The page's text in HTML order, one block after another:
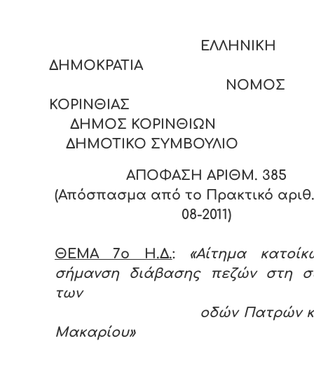
ΕΛΛΗΝΙΚΗ
ΔΗΜΟΚΡΑΤΙΑ
ΝΟΜΟΣ
ΚΟΡΙΝΘΙΑΣ
ΔΗΜΟΣ ΚΟΡΙΝΘΙΩΝ
ΔΗΜΟΤΙΚΟ ΣΥΜΒΟΥΛΙΟ
ΑΠΟΦΑΣΗ ΑΡΙΘΜ. 385
(Απόσπασμα από το Πρακτικό αριθ.
08-2011)
ΘΕΜΑ 7ο Η.Δ.: «Αίτημα
σήμανση διάβασης πεζών στη
των
οδών Πατρών και
Μακαρίου»